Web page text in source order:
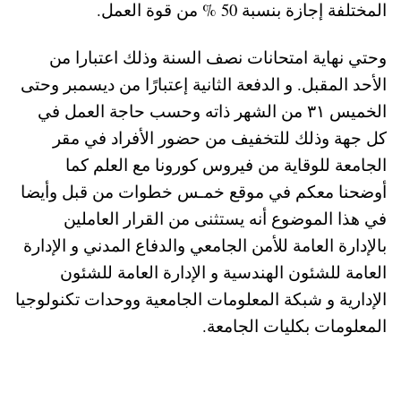
المختلفة إجازة بنسبة 50 % من قوة العمل.
وحتي نهاية امتحانات نصف السنة وذلك اعتبارا من
الأحد المقبل. و الدفعة الثانية إعتبارًا من ديسمبر وحتى
الخميس ٣١ من الشهر ذاته وحسب حاجة العمل في
كل جهة وذلك للتخفيف من حضور الأفراد في مقر
الجامعة للوقاية من فيروس كورونا مع العلم كما
أوضحنا معكم في موقع خمـس خطوات من قبل وأيضا
في هذا الموضوع أنه يستثنى من القرار العاملين
بالإدارة العامة للأمن الجامعي والدفاع المدني و الإدارة
العامة للشئون الهندسية و الإدارة العامة للشئون
الإدارية و شبكة المعلومات الجامعية ووحدات تكنولوجيا
المعلومات بكليات الجامعة.